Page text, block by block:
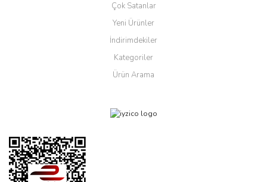
Çok Satanlar
Yeni Ürünler
İndirimdekiler
Kategoriler
Ürün Arama